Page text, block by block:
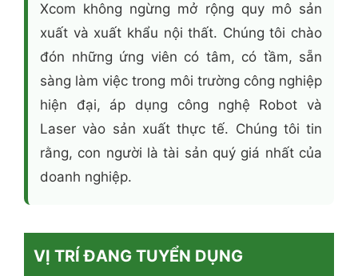
Xcom không ngừng mở rộng quy mô sản
xuất và xuất khẩu nội thất. Chúng tôi chào
đón những ứng viên có tâm, có tầm, sẵn
sàng làm việc trong môi trường công nghiệp
hiện đại, áp dụng công nghệ Robot và
Laser vào sản xuất thực tế. Chúng tôi tin
rằng, con người là tài sản quý giá nhất của
doanh nghiệp.
VỊ TRÍ ĐANG TUYỂN DỤNG